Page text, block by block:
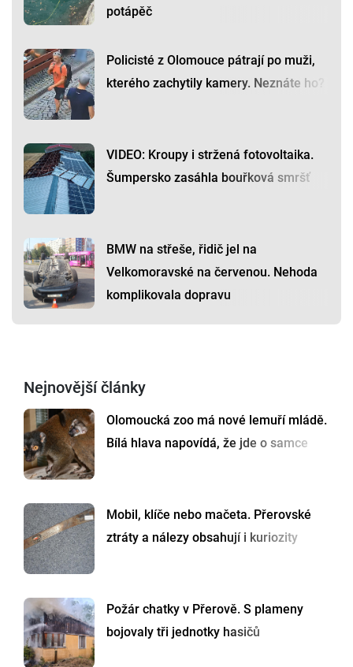
potápěč
Policisté z Olomouce pátrají po muži,
kterého zachytily kamery. Neznáte ho?
VIDEO: Kroupy i stržená fotovoltaika.
Šumpersko zasáhla bouřková smršť
BMW na střeše, řidič jel na
Velkomoravské na červenou. Nehoda
komplikovala dopravu
Nejnovější články
Olomoucká zoo má nové lemuří mládě.
Bílá hlava napovídá, že jde o samce
Mobil, klíče nebo mačeta. Přerovské
ztráty a nálezy obsahují i kuriozity
Požár chatky v Přerově. S plameny
bojovaly tři jednotky hasičů